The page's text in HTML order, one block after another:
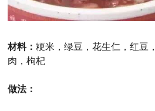
材料：粳米，绿豆，花生仁，红豆
肉，枸杞
做法：